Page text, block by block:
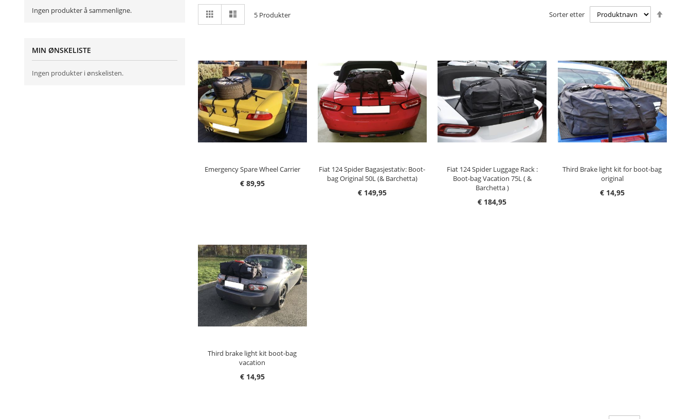
som
Rutenett 5Produkter Sorter etter
Emergency Spare Wheel Carrier
€ 89,95
LEGG I HANDLEKURV
Fiat 124 Spider Bagasjestativ: Boot-
bag Original 50L (& Barchetta)
€ 149,95
LEGG I HANDLEKURV
Fiat 124 Spider Luggage Rack :
Boot-bag Vacation 75L ( &
Barchetta )
€ 184,95
LEGG I HANDLEKURV
Third Brake light kit for boot-bag
original
€ 14,95
LEGG I HANDLEKURV
Third brake light kit boot-bag
vacation
€ 14,95
LEGG I HANDLEKURV
Ingen produkter å sammenligne.
MIN ØNSKELISTE
Ingen produkter i ønskelisten.